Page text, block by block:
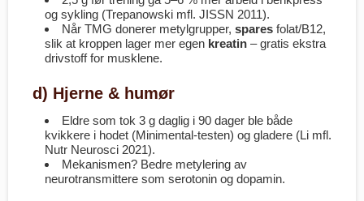
og sykling (Trepanowski mfl. JISSN 2011).
Når TMG donerer metylgrupper, spares folat/B12,
slik at kroppen lager mer egen kreatin – gratis ekstra
drivstoff for musklene.
d) Hjerne & humør
Eldre som tok 3 g daglig i 90 dager ble både
kvikkere i hodet (Minimental-testen) og gladere (Li mfl.
Nutr Neurosci 2021).
Mekanismen? Bedre metyl­ering av
neurotransmittere som serotonin og dopamin.